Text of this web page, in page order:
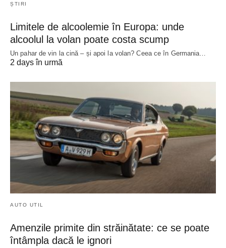
ȘTIRI
Limitele de alcoolemie în Europa: unde
alcoolul la volan poate costa scump
Un pahar de vin la cină – și apoi la volan? Ceea ce în Germania…
2 days în urmă
AUTO UTIL
Amenzile primite din străinătate: ce se poate
întâmpla dacă le ignori